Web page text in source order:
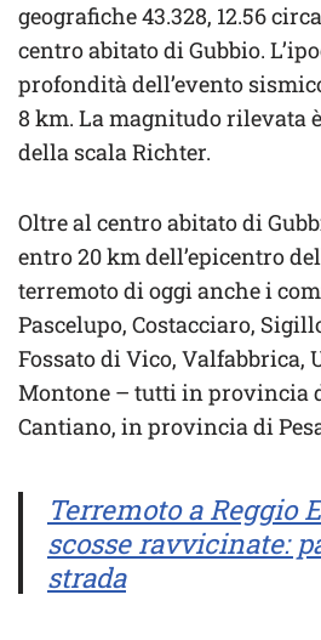
geografiche 43.328, 12.56
centro abitato di Gubbio.
profondità dell’evento
8 km. La magnitudo rilevata
della scala Richter.
Oltre al centro abitato di
entro 20 km dell’epicentro
terremoto di oggi anche i
Pascelupo, Costacciaro,
Fossato di Vico, Valfabbrica,
Montone – tutti in provincia
Cantiano, in provincia di
Terremoto a Reggio
scosse ravvicinate:
strada